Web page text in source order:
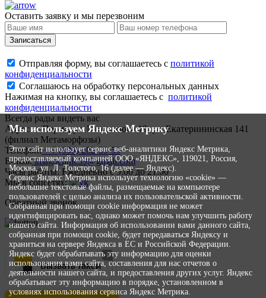
Оставить заявку и мы перезвоним
Записаться
Отправляя форму, вы соглашаетесь с политикой
конфиденциальности
Соглашаюсь на обработку персональных данных
Нажимая на кнопку, вы соглашаетесь с политикой
конфиденциальности
Всегда рады видеть вас
Адрес:г. Пермь, ул. Мильчакова 19, ул. Екатерининская 141
(филиал Метаморфозы)
Телефон:+ 7 (999) 282-59-59
E-mail:imagoclinic59@gmail.com
Часы работы:Ежедневно с 9:00 до 21:00
Мы в соцсетях:
Обратный звонок
Вызвать такси
Мы используем Яндекс Метрику
Этот сайт использует сервис веб-аналитики Яндекс Метрика,
предоставляемый компанией ООО «ЯНДЕКС», 119021, Россия,
Москва, ул. Л. Толстого, 16 (далее — Яндекс).
Сервис Яндекс Метрика использует технологию «cookie» —
небольшие текстовые файлы, размещаемые на компьютере
пользователей с целью анализа их пользовательской активности.
Собранная при помощи cookie информация не может
идентифицировать вас, однако может помочь нам улучшить работу
нашего сайта. Информация об использовании вами данного сайта,
собранная при помощи cookie, будет передаваться Яндексу и
храниться на сервере Яндекса в ЕС и Российской Федерации.
Яндекс будет обрабатывать эту информацию для оценки
использования вами сайта, составления для нас отчетов о
деятельности нашего сайта, и предоставления других услуг. Яндекс
обрабатывает эту информацию в порядке, установленном в
условиях использования сервиса Яндекс Метрика.